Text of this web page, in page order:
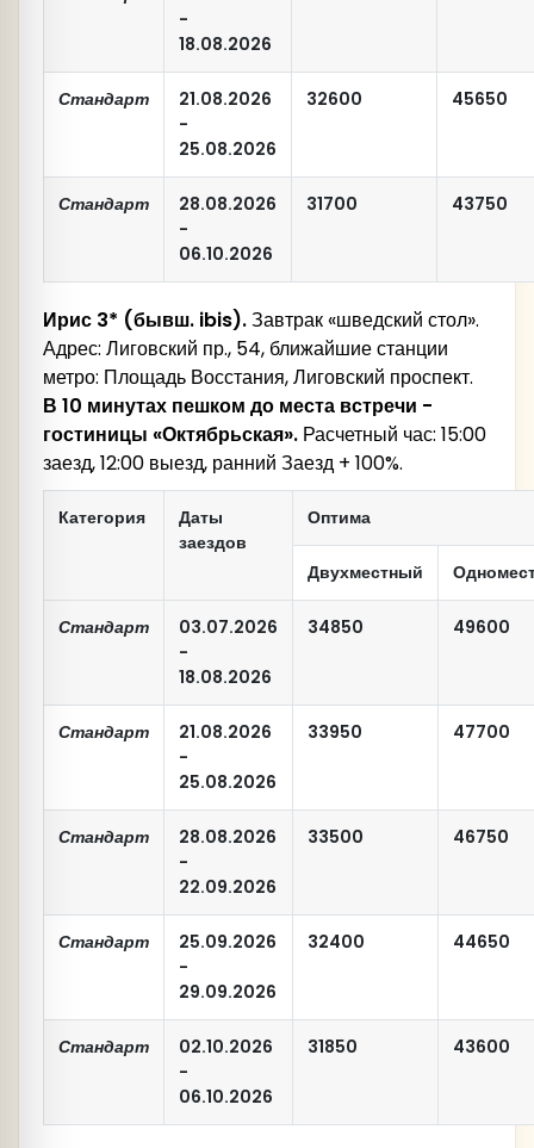
-
18.08.2026
Стандарт
21.08.2026
-
25.08.2026
32600 45650
Стандарт
28.08.2026
-
06.10.2026
31700 43750
Ирис 3* (бывш. ibis).Завтрак «шведский стол».
Адрес: Лиговский пр., 54, ближайшие станции
метро: Площадь Восстания, Лиговский проспект.
В 10 минутах пешком до места встречи -
гостиницы «Октябрьская». Расчетный час: 15:00
заезд, 12:00 выезд, ранний Заезд + 100%.
Категория
Даты
заездов
Оптима
Двухместный
Стандарт
03.07.2026
-
18.08.2026
34850 49600
Стандарт
21.08.2026
-
25.08.2026
33950 47700
Стандарт
28.08.2026
-
22.09.2026
33500 46750
Стандарт
25.09.2026
-
29.09.2026
32400 44650
Стандарт
02.10.2026
-
06.10.2026
31850 43600